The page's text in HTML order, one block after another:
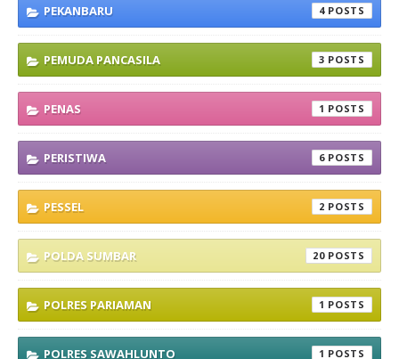
PEKANBARU 4
PEMUDA PANCASILA 3
PENAS 1
PERISTIWA 6
PESSEL 2
POLDA SUMBAR 20
POLRES PARIAMAN 1
POLRES SAWAHLUNTO 1